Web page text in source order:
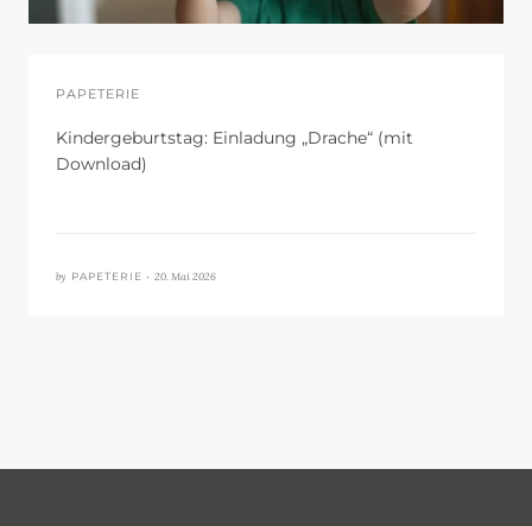
PAPETERIE
Kindergeburtstag: Einladung „Drache“ (mit
Download)
by PAPETERIE • 20. Mai 2026